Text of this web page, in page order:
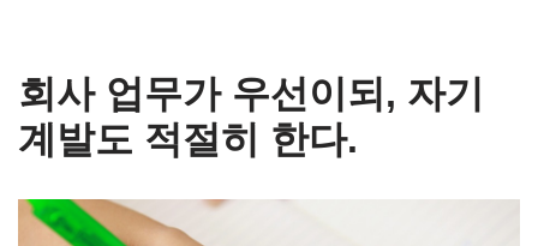
회사 업무가 우선이되, 자기
계발도 적절히 한다.